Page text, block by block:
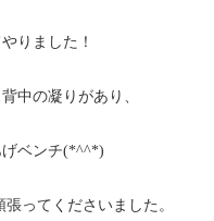
りました！
中の凝りがあり、
げベンチ(*^^*)
ってくださいました。